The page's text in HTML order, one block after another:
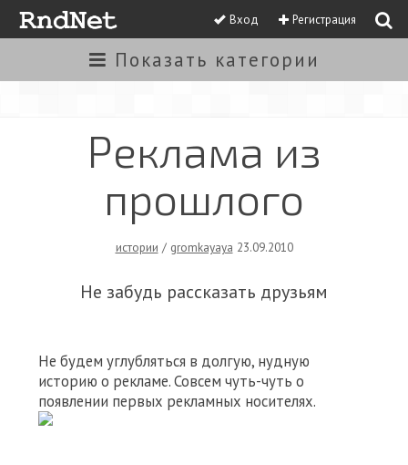
Вход Регистрация
Показать категории
Реклама из
прошлого
истории / gromkayaya 23.09.2010
Не забудь рассказать друзьям
Не будем углубляться в долгую, нудную
историю о рекламе. Совсем чуть-чуть о
появлении первых рекламных носителях.